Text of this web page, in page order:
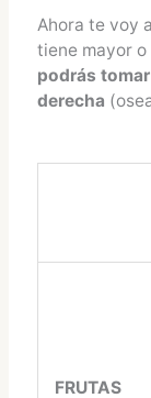
Ahora te voy
tiene mayor
podrás
derecha
FRUTAS